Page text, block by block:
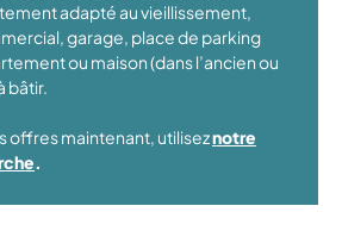
adapté au vieillissement,
garage, place de parking
ou maison (dans l’ancien ou
bâtir.
offres maintenant, utiliseznotre
.